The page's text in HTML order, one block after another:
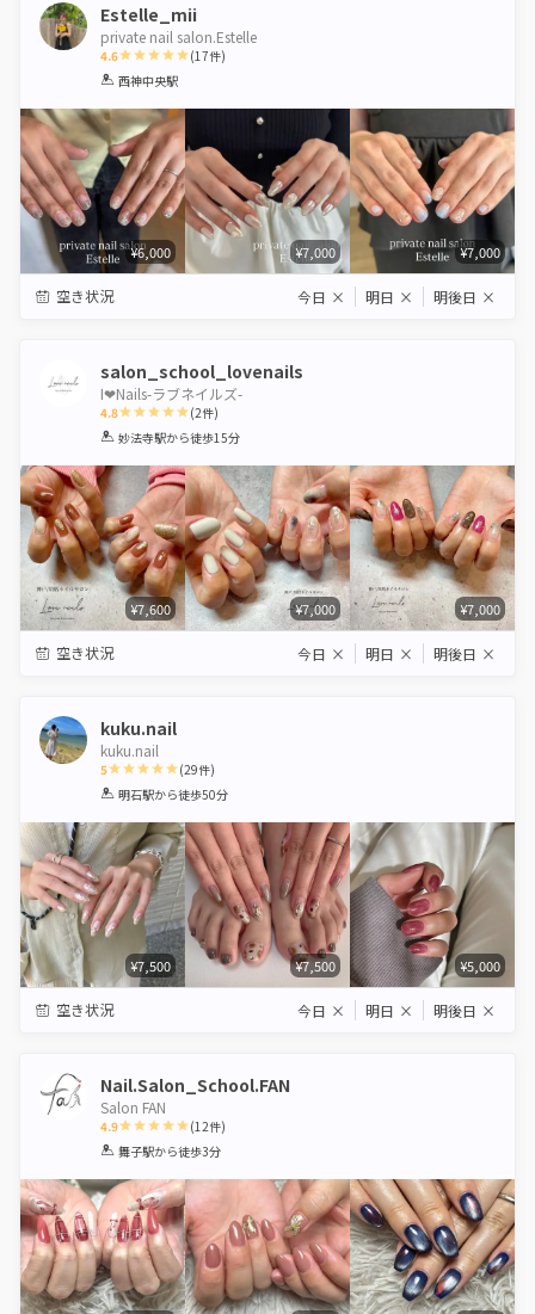
Estelle_mii
private nail salon.Estelle
4.6
1 2 3 4 5
(17件)
西神中央駅
¥6,000 ¥7,000 ¥7,000
空き状況 今日 × 明日 × 明後日 ×
salon_school_lovenails
I❤︎Nails-ラブネイルズ-
4.8
1 2 3 4 5
(2件)
妙法寺駅から徒歩15分
¥7,600 ¥7,000 ¥7,000
空き状況 今日 × 明日 × 明後日 ×
kuku.nail
kuku.nail
5
1 2 3 4 5
(29件)
明石駅から徒歩50分
¥7,500 ¥7,500 ¥5,000
空き状況 今日 × 明日 × 明後日 ×
Nail.Salon_School.FAN
Salon FAN
4.9
1 2 3 4 5
(12件)
舞子駅から徒歩3分